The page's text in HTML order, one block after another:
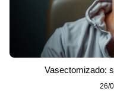
Vasectomizado:
26/